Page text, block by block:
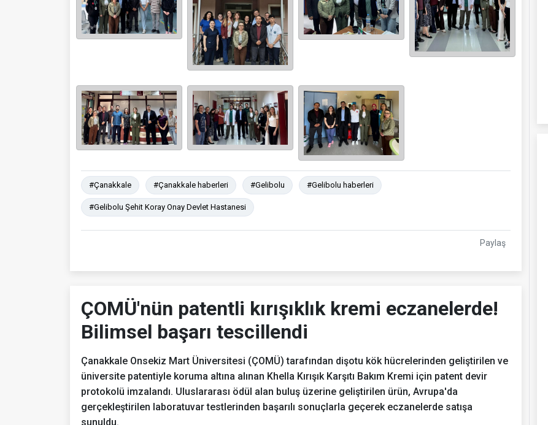
#Çanakkale #Çanakkale haberleri #Gelibolu #Gelibolu haberleri
#Gelibolu Şehit Koray Onay Devlet Hastanesi
Paylaş
ÇOMÜ'nün patentli kırışıklık kremi eczanelerde!
Bilimsel başarı tescillendi
Çanakkale Onsekiz Mart Üniversitesi (ÇOMÜ) tarafından dişotu kök hücrelerinden geliştirilen ve
üniversite patentiyle koruma altına alınan Khella Kırışık Karşıtı Bakım Kremi için patent devir
protokolü imzalandı. Uluslararası ödül alan buluş üzerine geliştirilen ürün, Avrupa'da
gerçekleştirilen laboratuvar testlerinden başarılı sonuçlarla geçerek eczanelerde satışa
sunuldu.